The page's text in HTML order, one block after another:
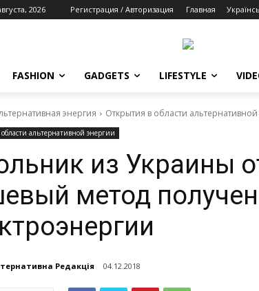
2026 Регистрация / Авторизация Главная
FASHION GADGETS LIFESTYLE
энергия Открытия в области
альтернативной энергии
из Украины
метод
Редакція 04.12.2018